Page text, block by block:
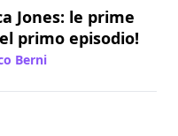
Jones: le prime
primo episodio!
Berni